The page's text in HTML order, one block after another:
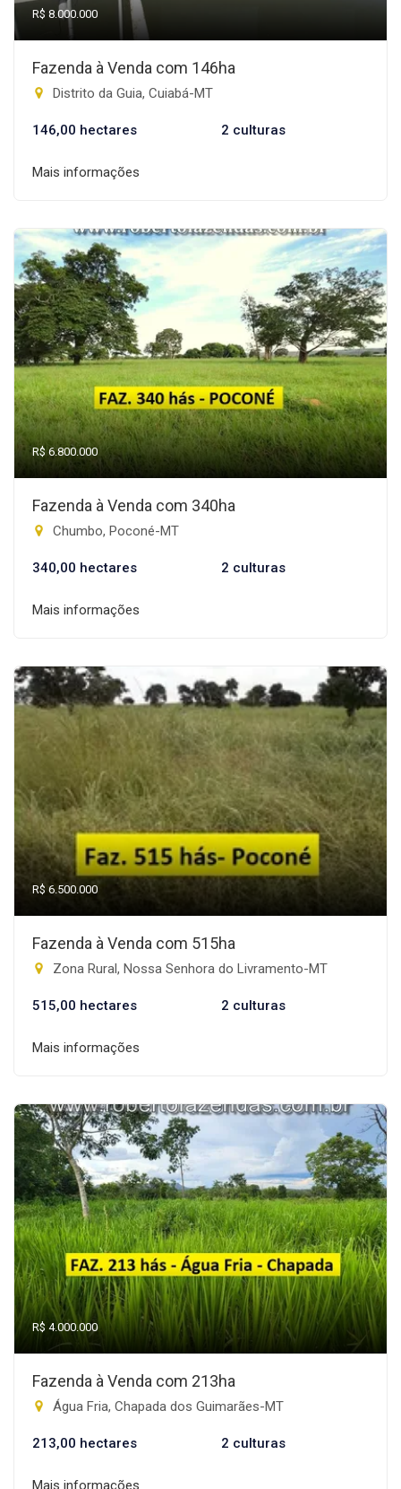
R$ 8.000.000
Fazenda à Venda com 146ha
Distrito da Guia, Cuiabá-MT
146,00 hectares 2 culturas
Mais informações
R$ 6.800.000
Fazenda à Venda com 340ha
Chumbo, Poconé-MT
340,00 hectares 2 culturas
Mais informações
R$ 6.500.000
Fazenda à Venda com 515ha
Zona Rural, Nossa Senhora do Livramento-MT
515,00 hectares 2 culturas
Mais informações
R$ 4.000.000
Fazenda à Venda com 213ha
Água Fria, Chapada dos Guimarães-MT
213,00 hectares 2 culturas
Mais informações